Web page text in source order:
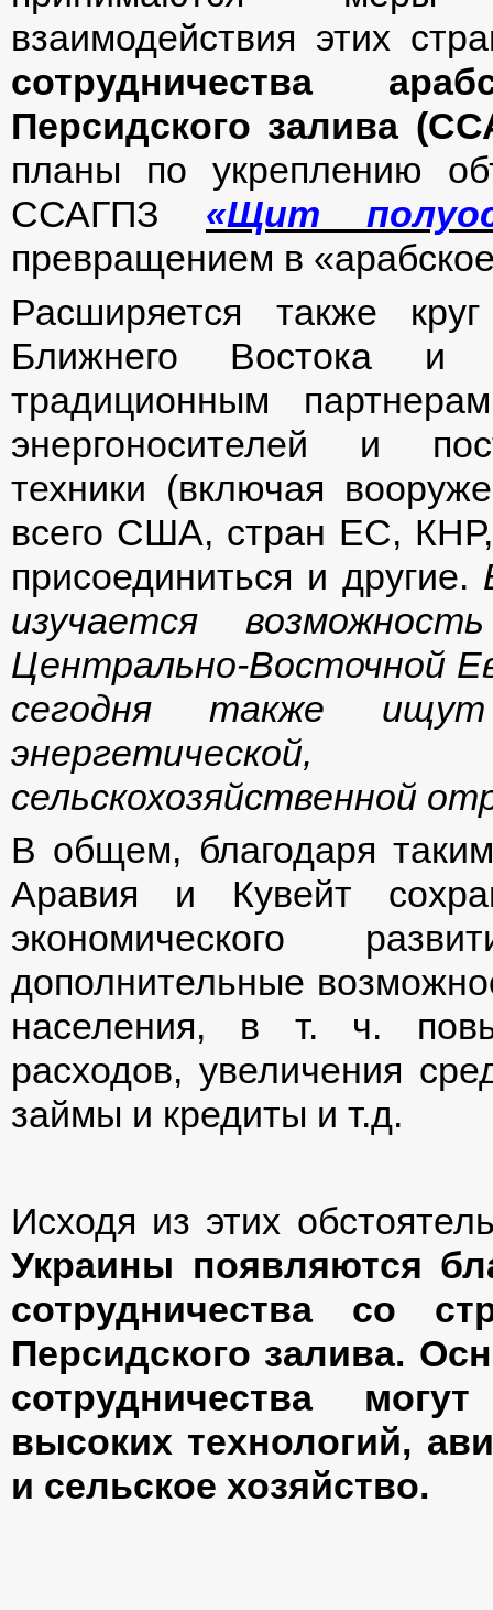
взаимодействия этих
сотрудничества
Персидского залива
планы по укреплению
ССАГПЗ «Щит
превращением в
Расширяется также
Ближнего Востока и
традиционным
энергоносителей и
техники (включая
всего США, стран ЕС,
присоединиться и другие.
изучается
Центрально-Восточной
сегодня также
энергетической,
сельскохозяйственной
В общем, благодаря
Аравия и Кувейт
экономического
дополнительные
населения, в т. ч.
расходов, увеличения
займы и кредиты и т.д.
Исходя из этих
Украины появляются
сотрудничества со
Персидского залива.
сотрудничества
высоких технологий,
и сельское хозяйство.